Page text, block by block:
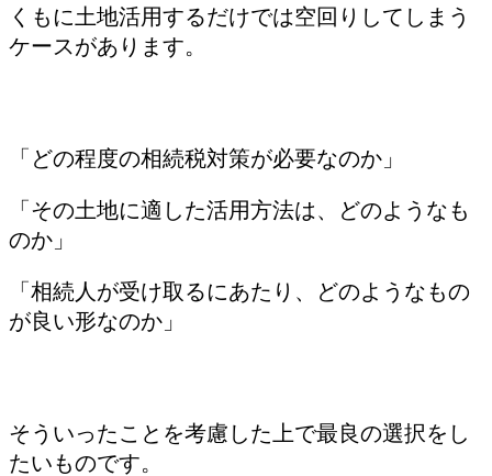
くもに土地活用するだけでは空回りしてしまう
ケースがあります。
「どの程度の相続税対策が必要なのか」
「その土地に適した活用方法は、どのようなも
のか」
「相続人が受け取るにあたり、どのようなもの
が良い形なのか」
そういったことを考慮した上で最良の選択をし
たいものです。